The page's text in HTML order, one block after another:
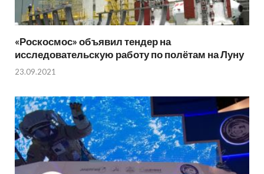
«Роскосмос» объявил тендер на
исследовательскую работу по полётам на Луну
23.09.2021